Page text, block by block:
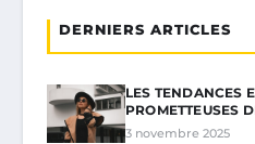
DERNIERS ARTICLES
LES TENDANCES
PROMETTEUSES
3 novembre 2025